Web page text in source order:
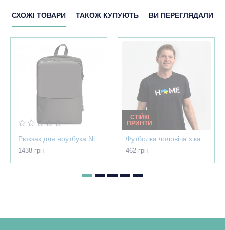
СХОЖІ ТОВАРИ ТАКОЖ КУПУЮТЬ ВИ ПЕРЕГЛЯДАЛИ
1438 грн
СТІЙКІ
ПРИНТИ
462 грн